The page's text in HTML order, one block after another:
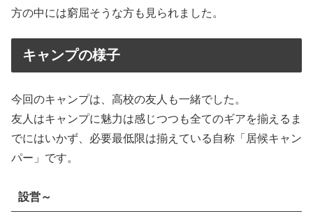
方の中には窮屈そうな方も見られました。
キャンプの様子
今回のキャンプは、高校の友人も一緒でした。
友人はキャンプに魅力は感じつつも全てのギアを揃えるま
でにはいかず、必要最低限は揃えている自称「居候キャン
パー」です。
設営～